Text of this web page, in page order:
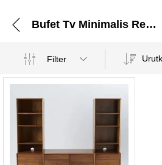
Bufet Tv Minimalis Retro
Filter